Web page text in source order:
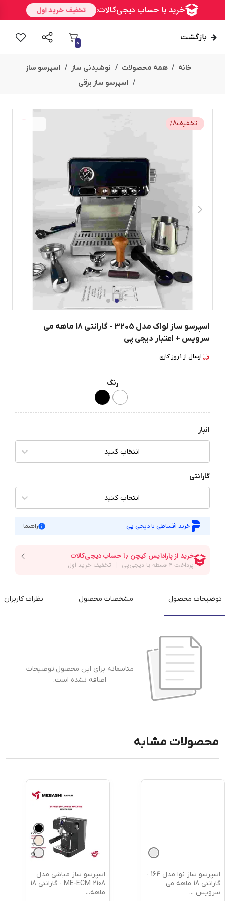
بازگشت
0
خانه همه محصولات نوشیدنی ساز
اسپرسو ساز
اسپرسو ساز برقی
تخفیف %8
اسپرسو ساز لواک مدل 3205 - گارانتی 18 ماهه می
سرویس + اعتبار دیجی پی
ارسال از 1روز کاری
رنگ
انبار
انتخاب کنید
گارانتی
انتخاب کنید
خرید اقساطی با دیجی پی راهنما
توضیحات محصول مشخصات محصول نظرات کاربران
متاسفانه برای این محصول،توضیحات
اضافه نشده است.
محصولات مشابه
اسپرسو ساز نوا مدل 164 -
گارانتی 18 ماهه می
سرویس ...
اسپرسو ساز مباشی مدل
ME-ECM 2108 - گارانتی 18
ماهه...